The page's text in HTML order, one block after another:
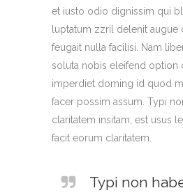
et iusto odio dignissim qui
luptatum zzril delenit augue
feugait nulla facilisi. Nam
soluta nobis eleifend option
imperdiet doming id quod
facer possim assum. Typi
claritatem insitam; est usus
facit eorum claritatem.
Typi non